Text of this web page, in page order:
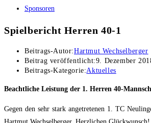
Sponsoren
Spielbericht Herren 40-1
Beitrags-Autor:Hartmut Wechselberger
Beitrag veröffentlicht:9. Dezember
Beitrags-Kategorie:Aktuelles
Beachtliche Leistung der 1. Herren 40-
Gegen den sehr stark angetretenen 1. TC